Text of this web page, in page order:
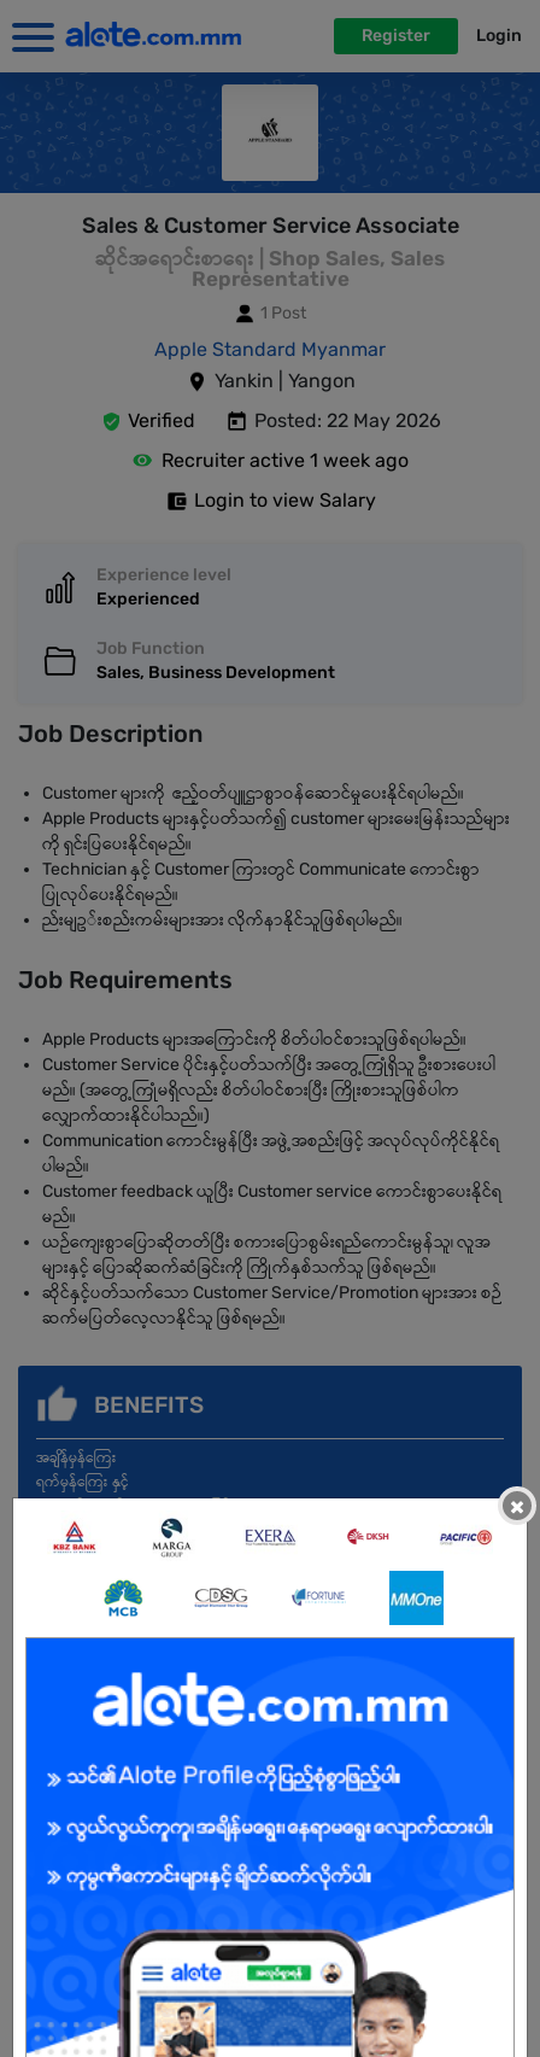
Register Login
Sales & Customer Service Associate
ဆိုင်အရောင်းစာရေး | Shop Sales, Sales
Representative
1 Post
Apple Standard Myanmar
Yankin | Yangon
Verified
Posted: 22 May 2026
Recruiter active 1 week ago
Login to view Salary
Experience level
Experienced
Job Function
Sales, Business Development
Job Description
Customer များကို ဧည့်ဝတ်ပျူဌာစွာဝန်ဆောင်မှုပေးနိုင်ရပါမည်။
Apple Products များနှင့်ပတ်သက်၍ customer များမေးမြန်းသည်များ
ကို ရှင်းပြပေးနိုင်ရမည်။
Technician နှင့် Customer ကြားတွင် Communicate ကောင်းစွာ
ပြုလုပ်ပေးနိုင်ရမည်။
ည်းမျဥ်းစည်းကမ်းများအား လိုက်နာနိုင်သူဖြစ်ရပါမည်။
Job Requirements
Apple Products များအကြောင်းကို စိတ်ပါဝင်စားသူဖြစ်ရပါမည်။
Customer Service ပိုင်းနှင့်ပတ်သက်ပြီး အတွေ့ကြုံရှိသူ ဦးစားပေးပါ
မည်။ (အတွေ့ကြုံမရှိလည်း စိတ်ပါဝင်စားပြီး ကြိုးစားသူဖြစ်ပါက
လျှောက်ထားနိုင်ပါသည်။)
Communication ကောင်းမွန်ပြီး အဖွဲ့အစည်းဖြင့် အလုပ်လုပ်ကိုင်နိုင်ရ
ပါမည်။
Customer feedback ယူပြီး Customer service ကောင်းစွာပေးနိုင်ရ
မည်။
ယဉ်ကျေးစွာပြောဆိုတတ်ပြီး စကားပြောစွမ်းရည်ကောင်းမွန်သူ၊ လူအ
များနှင့် ပြောဆိုဆက်ဆံခြင်းကို ကြိုက်နှစ်သက်သူ ဖြစ်ရမည်။
ဆိုင်နှင့်ပတ်သက်သော Customer Service/Promotion များအား စဉ်
ဆက်မပြတ်လေ့လာနိုင်သူ ဖြစ်ရမည်။
BENEFITS
အချိန်မှန်ကြေး
ရက်မှန်ကြေး နှင့်
Open To : Male/Female
Already Expired
×